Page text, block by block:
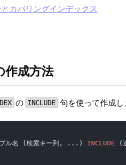
カバリングインデックス
作成方法
の INCLUDE 句を使って作成し
ル名 (検索キー列, ...) INCLUDE (